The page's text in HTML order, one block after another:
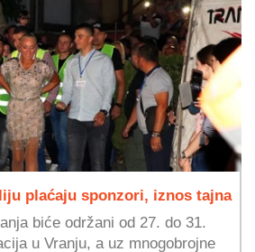
plaćaju sponzori, iznos tajna
biće održani od 27. do 31.
u Vranju, a uz mnogobrojne